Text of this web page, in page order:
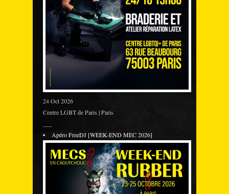
24 Oct 2026
Centre LGBT de Paris | Paris
Apéro FreeDJ [WEEK-END MEC 2026]